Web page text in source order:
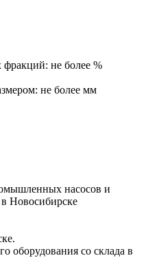
не более %
не более мм